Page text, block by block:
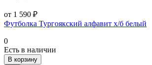
от 1 590 ₽
Футболка Тургоякский алфавит х/б белый
0
Есть в наличии
В корзину